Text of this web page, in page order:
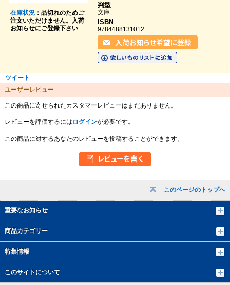
このページのトップへ
重要なお知らせ
商品カテゴリー
特集情報
このサイトについて
在庫状況：品切れのためご
注文いただけません。入荷
お知らせにご登録下さい
判型
文庫
ISBN
9784488131012
ツイート
ユーザーレビュー
この商品に寄せられたカスタマーレビューはまだありません。
レビューを評価するには ログインが必要です。
この商品に対するあなたのレビューを投稿することができます。